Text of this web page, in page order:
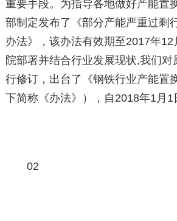
重要手段。为指导各地做好产能置
部制定发布了《部分产能严重过剩
办法》，该办法有效期至2017年
院部署并结合行业发展现状,我们
行修订，出台了《钢铁行业产能置
下简称《办法》），自2018年1月1
02